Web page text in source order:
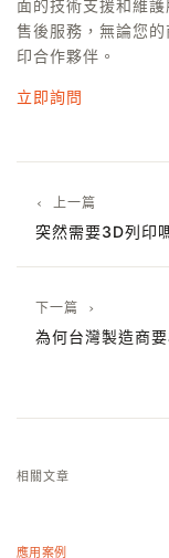
面的技術支援和維
售後服務，無論您
印合作夥伴。
立即詢問
‹ 上一篇
突然需要3D列印
下一篇 ›
為何台灣製造商
相關文章
應用案例